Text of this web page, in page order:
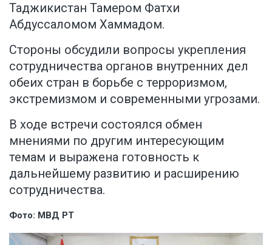
Таджикистан Тамером Фатхи
Абдуссаломом Хаммадом.
Стороны обсудили вопросы укрепления
сотрудничества органов внутренних дел
обеих стран в борьбе с терроризмом,
экстремизмом и современными угрозами.
В ходе встречи состоялся обмен
мнениями по другим интересующим
темам и выражена готовность к
дальнейшему развитию и расширению
сотрудничества.
Фото: МВД РТ